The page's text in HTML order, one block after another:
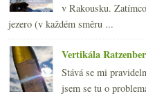
v Rakousku.
jezero (v každém směru ...
Vertikála
Stává se mi
jsem se tu o